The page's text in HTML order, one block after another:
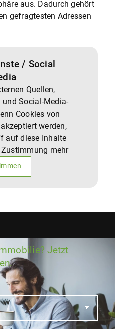
aus. Dadurch gehört
gefragtesten Adressen
/ Social
Quellen,
Social-Media-
Cookies von
werden,
auf diese Inhalte
mehr
Jetzt